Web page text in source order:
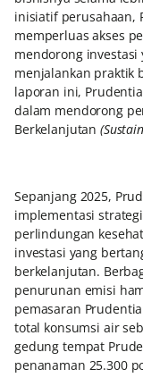
inisiatif perusahaan,
memperluas akses
mendorong
menjalankan praktik
laporan ini,
dalam mendorong
Berkelanjutan
Sepanjang 2025,
implementasi
perlindungan
investasi yang
berkelanjutan.
penurunan emisi
pemasaran
total konsumsi air
gedung tempat
penanaman 25.300